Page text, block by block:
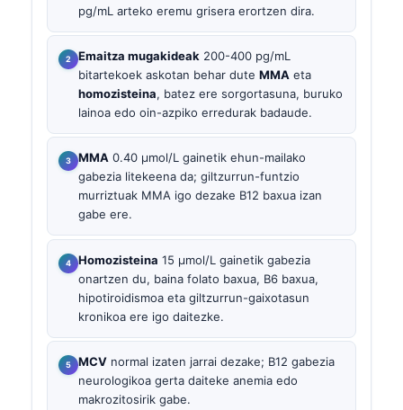
pg/mL arteko eremu grisera erortzen dira.
Emaitza mugakideak 200-400 pg/mL
bitartekoek askotan behar dute MMA eta
homozisteina, batez ere sorgortasuna, buruko
lainoa edo oin-azpiko erredurak badaude.
MMA 0.40 µmol/L gainetik ehun-mailako
gabezia litekeena da; giltzurrun-funtzio
murriztuak MMA igo dezake B12 baxua izan
gabe ere.
Homozisteina 15 µmol/L gainetik gabezia
onartzen du, baina folato baxua, B6 baxua,
hipotiroidismoa eta giltzurrun-gaixotasun
kronikoa ere igo daitezke.
MCV normal izaten jarrai dezake; B12 gabezia
neurologikoa gerta daiteke anemia edo
makrozitosirik gabe.